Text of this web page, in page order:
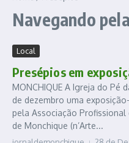
Navegando
Local
Presépios em
MONCHIQUE A Igreja do Pé
de dezembro uma
pela Associação
de Monchique (n’Arte...